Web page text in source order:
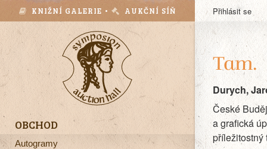
KNIŽNÍ GALERIE • AUKČNÍ SÍŇ
OBCHOD
Autogramy
Přihlásit se
Tam.
Durych,
České
a grafická
příležitostný